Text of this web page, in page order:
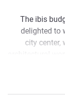
The ibis
delighted to
city center,
of modern
stop, 55 yds